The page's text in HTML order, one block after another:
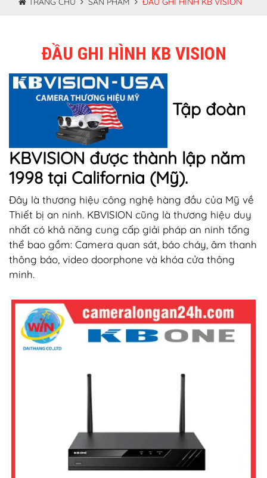
ĐẦU GHI HÌNH KB VISION
Tập đoàn
KBVISION được thành lập năm
1998 tại California (Mỹ).
Đây là thương hiệu công nghệ hàng đầu của Mỹ về
Thiết bị an ninh. KBVISION cũng là thương hiệu duy
nhất có khả năng cung cấp giải pháp an ninh tổng
thể bao gồm: Camera quan sát, báo cháy, âm thanh
thông báo, video doorphone và khóa cửa thông
minh.